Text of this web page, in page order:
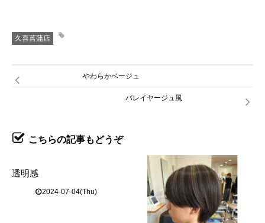
久喜菖蒲店
やわらかベージュ
バレイヤージュ風
こちらの記事もどうぞ
透明感
2024-07-04(Thu)